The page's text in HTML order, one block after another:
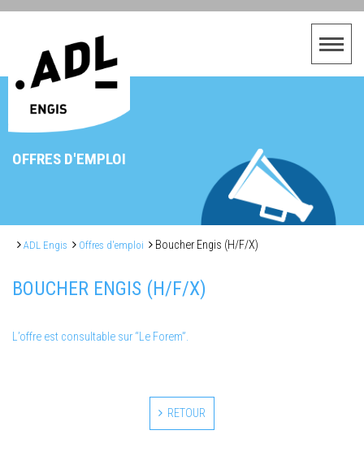
OFFRES D'EMPLOI
ADL Engis Offres d'emploi Boucher Engis (H/F/X)
BOUCHER ENGIS (H/F/X)
L’offre est consultable sur “Le Forem”.
RETOUR